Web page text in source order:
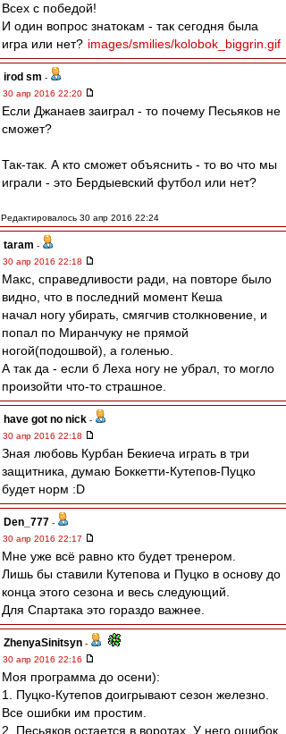
Всех с победой!
И один вопрос знатокам - так сегодня была
игра или нет? images/smilies/kolobok_biggrin.gif
irod sm -
30 апр 2016 22:20
Если Джанаев заиграл - то почему Песьяков не
сможет?
Так-так. А кто сможет объяснить - то во что мы
играли - это Бердыевский футбол или нет?
Редактировалось 30 апр 2016 22:24
taram -
30 апр 2016 22:18
Макс, справедливости ради, на повторе было
видно, что в последний момент Кеша
начал ногу убирать, смягчив столкновение, и
попал по Миранчуку не прямой
ногой(подошвой), а голенью.
А так да - если б Леха ногу не убрал, то могло
произойти что-то страшное.
have got no nick -
30 апр 2016 22:18
Зная любовь Курбан Бекиеча играть в три
защитника, думаю Боккетти-Кутепов-Пуцко
будет норм :D
Den_777 -
30 апр 2016 22:17
Мне уже всё равно кто будет тренером.
Лишь бы ставили Кутепова и Пуцко в основу до
конца этого сезона и весь следующий.
Для Спартака это гораздо важнее.
ZhenyaSinitsyn -
30 апр 2016 22:16
Моя программа до осени):
1. Пуцко-Кутепов доигрывают сезон железно.
Все ошибки им простим.
2. Песьяков остается в воротах. У него ошибок